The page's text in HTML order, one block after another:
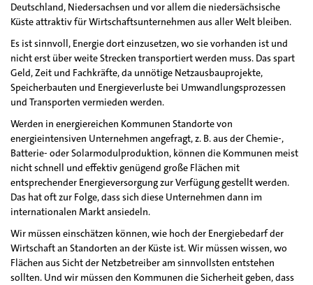
Deutschland, Niedersachsen und vor allem die niedersächsische
Küste attraktiv für Wirtschaftsunternehmen aus aller Welt bleiben.
Es ist sinnvoll, Energie dort einzusetzen, wo sie vorhanden ist und
nicht erst über weite Strecken transportiert werden muss. Das spart
Geld, Zeit und Fachkräfte, da unnötige Netzausbauprojekte,
Speicherbauten und Energieverluste bei Umwandlungsprozessen
und Transporten vermieden werden.
Werden in energiereichen Kommunen Standorte von
energieintensiven Unternehmen angefragt, z. B. aus der Chemie-,
Batterie- oder Solarmodulproduktion, können die Kommunen meist
nicht schnell und effektiv genügend große Flächen mit
entsprechender Energieversorgung zur Verfügung gestellt werden.
Das hat oft zur Folge, dass sich diese Unternehmen dann im
internationalen Markt ansiedeln.
Wir müssen einschätzen können, wie hoch der Energiebedarf der
Wirtschaft an Standorten an der Küste ist. Wir müssen wissen, wo
Flächen aus Sicht der Netzbetreiber am sinnvollsten entstehen
sollten. Und wir müssen den Kommunen die Sicherheit geben, dass